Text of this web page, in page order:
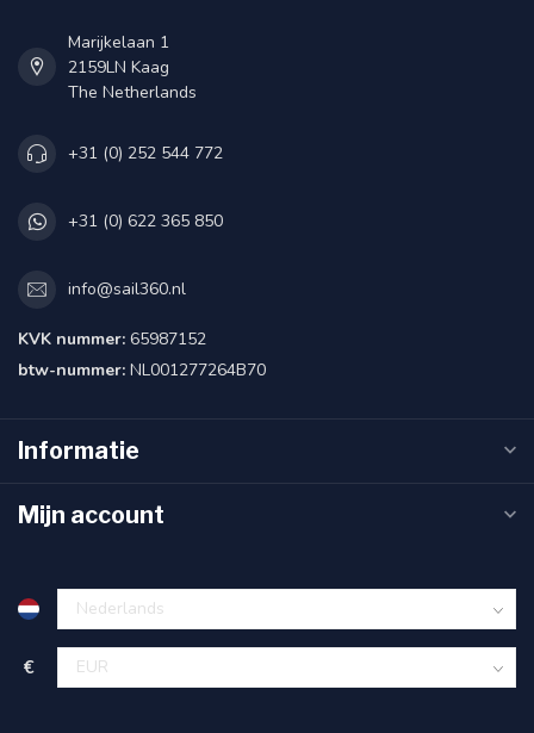
Marijkelaan 1
2159LN Kaag
The Netherlands
+31 (0) 252 544 772
+31 (0) 622 365 850
info@sail360.nl
KVK nummer: 65987152
btw-nummer: NL001277264B70
Informatie
Mijn account
€